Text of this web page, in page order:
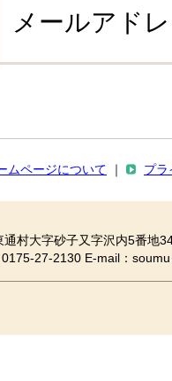
メールアド
ムページについて プラ
村大字砂子又字沢内5番地
27-2130 E-mail：